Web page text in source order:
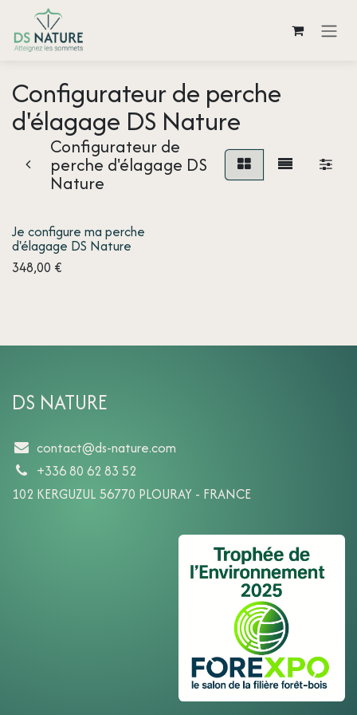
Se rendre au contenu
Configurateur de perche
d'élagage DS Nature
Configurateur de
perche d'élagage DS
Nature
Je configure ma perche
d'élagage DS Nature
348,00 €
DS NATURE
contact@ds-nature.com
+336 80 62 83 52
102 KERGUZUL 56770 PLOURAY - FRANCE